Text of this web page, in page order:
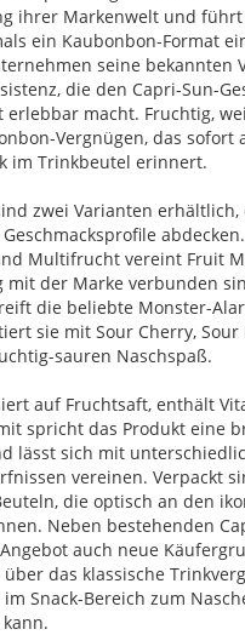
ihrer Markenwelt und
ein Kaubonbon-Format
seine bekannten
die den Capri-Sun-
erlebbar macht. Fruchtig,
Vergnügen, das sofort
im Trinkbeutel erinnert.
zwei Varianten erhältlich,
Multifrucht vereint Fruit
mit der Marke verbunden
die beliebte Monster-
sie mit Sour Cherry, Sour
sauren Naschspaß.
auf Fruchtsaft, enthält
spricht das Produkt eine
lässt sich mit
vereinen. Verpackt
die optisch an den
Neben bestehenden
auch neue
das klassische
Snack-Bereich zum